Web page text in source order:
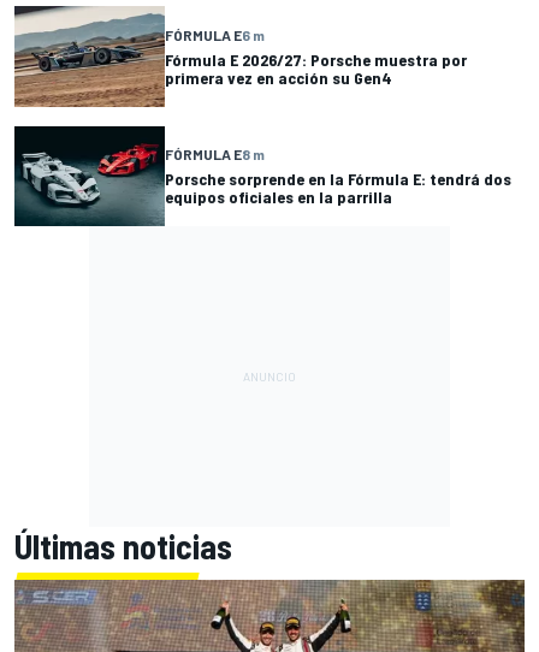
FÓRMULA E6 m
Fórmula E 2026/27: Porsche muestra por
primera vez en acción su Gen4
FÓRMULA E8 m
Porsche sorprende en la Fórmula E: tendrá dos
equipos oficiales en la parrilla
Últimas noticias